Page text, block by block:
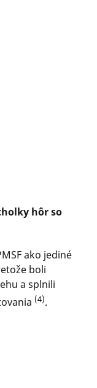
hôr so
ako jediné
boli
a splnili
(4).